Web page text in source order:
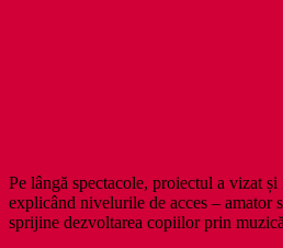
Pe lângă spectacole, proiectul a vizat
explicând nivelurile de acces – amator
sprijine dezvoltarea copiilor prin